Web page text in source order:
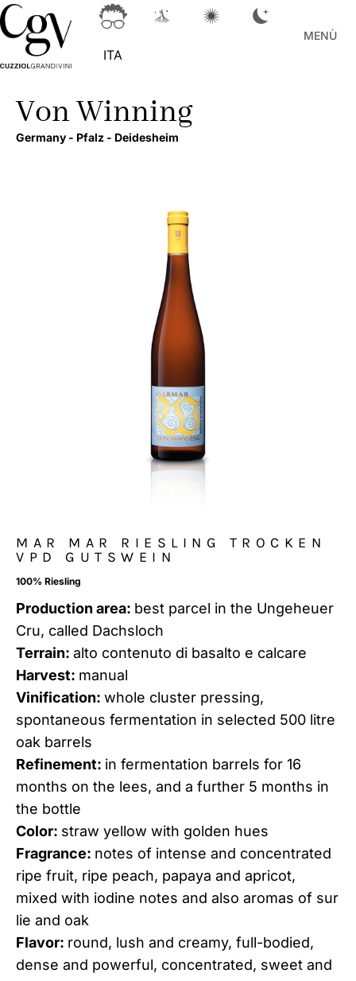
ITA
MENÙ
Von Winning
Germany - Pfalz - Deidesheim
MAR MAR RIESLING TROCKEN
VPD GUTSWEIN
100% Riesling
Production area: best parcel in the Ungeheuer
Cru, called Dachsloch
Terrain: alto contenuto di basalto e calcare
Harvest: manual
Vinification: whole cluster pressing,
spontaneous fermentation in selected 500 litre
oak barrels
Refinement: in fermentation barrels for 16
months on the lees, and a further 5 months in
the bottle
Color: straw yellow with golden hues
Fragrance: notes of intense and concentrated
ripe fruit, ripe peach, papaya and apricot,
mixed with iodine notes and also aromas of sur
lie and oak
Flavor: round, lush and creamy, full-bodied,
dense and powerful, concentrated, sweet and